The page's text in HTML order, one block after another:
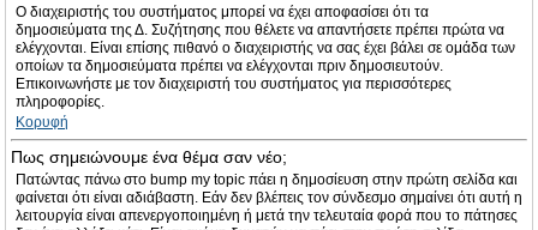
Ο διαχειριστής του συστήματος μπορεί να έχει αποφασίσει ότι τα
δημοσιεύματα της Δ. Συζήτησης που θέλετε να απαντήσετε πρέπει πρώτα να
ελέγχονται. Είναι επίσης πιθανό ο διαχειριστής να σας έχει βάλει σε ομάδα των
οποίων τα δημοσιεύματα πρέπει να ελέγχονται πριν δημοσιευτούν.
Επικοινωνήστε με τον διαχειριστή του συστήματος για περισσότερες
πληροφορίες.
Κορυφή
Πως σημειώνουμε ένα θέμα σαν νέο;
Πατώντας πάνω στο bump my topic πάει η δημοσίευση στην πρώτη σελίδα και
φαίνεται ότι είναι αδιάβαστη. Εάν δεν βλέπεις τον σύνδεσμο σημαίνει ότι αυτή η
λειτουργία είναι απενεργοποιημένη ή μετά την τελευταία φορά που το πάτησες